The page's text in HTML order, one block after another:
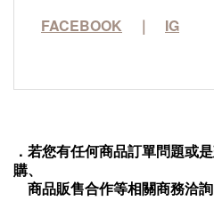
FACEBOOK ｜ IG
．若您有任何商品訂單問題或
購、
商品販售合作等相關商務洽詢